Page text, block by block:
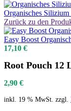
Organisches
Zurück zu den
Easy Boost
17,10 €
Root Pouch
2,90 €
inkl. 19 % MwSt. zzgl.